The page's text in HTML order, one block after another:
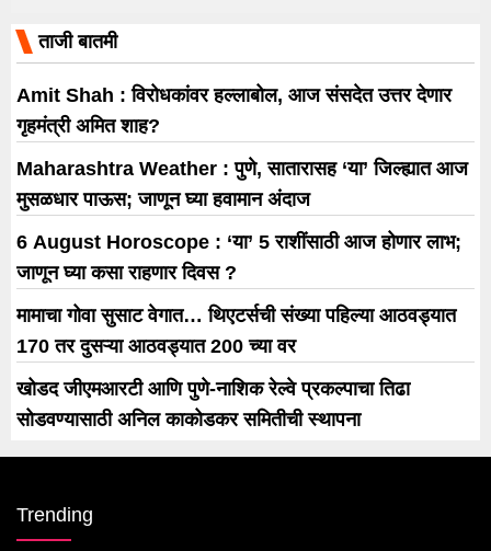
ताजी बातमी
Amit Shah : विरोधकांवर हल्लाबोल, आज संसदेत उत्तर देणार
गृहमंत्री अमित शाह?
Maharashtra Weather : पुणे, सातारासह ‘या’ जिल्ह्यात आज
मुसळधार पाऊस; जाणून घ्या हवामान अंदाज
6 August Horoscope : ‘या’ 5 राशींसाठी आज होणार लाभ;
जाणून घ्या कसा राहणार दिवस ?
मामाचा गोवा सुसाट वेगात… थिएटर्सची संख्या पहिल्या आठवड्यात
170 तर दुसऱ्या आठवड्यात 200 च्या वर
खोडद जीएमआरटी आणि पुणे-नाशिक रेल्वे प्रकल्पाचा तिढा
सोडवण्यासाठी अनिल काकोडकर समितीची स्थापना
Trending